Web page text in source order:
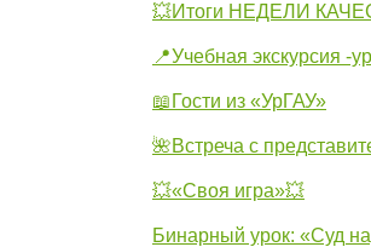
💥Итоги НЕДЕЛИ
📍Учебная экскурсия -
📖Гости из «УрГАУ»
🌺Встреча с
💥«Своя игра»💥
Бинарный урок: «Суд